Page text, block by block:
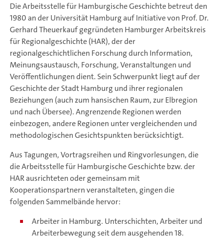
Die Arbeitsstelle für Hamburgische Geschichte betreut den
1980 an der Universität Hamburg auf Initiative von Prof. Dr.
Gerhard Theuerkauf gegründeten Hamburger Arbeitskreis
für Regionalgeschichte (HAR), der der
regionalgeschichtlichen Forschung durch Information,
Meinungsaustausch, Forschung, Veranstaltungen und
Veröffentlichungen dient. Sein Schwerpunkt liegt auf der
Geschichte der Stadt Hamburg und ihrer regionalen
Beziehungen (auch zum hansischen Raum, zur Elbregion
und nach Übersee). Angrenzende Regionen werden
einbezogen, andere Regionen unter vergleichenden und
methodologischen Gesichtspunkten berücksichtigt.
Aus Tagungen, Vortragsreihen und Ringvorlesungen, die
die Arbeitsstelle für Hamburgische Geschichte bzw. der
HAR ausrichteten oder gemeinsam mit
Kooperationspartnern veranstalteten, gingen die
folgenden Sammelbände hervor:
Arbeiter in Hamburg. Unterschichten, Arbeiter und
Arbeiterbewegung seit dem ausgehenden 18.